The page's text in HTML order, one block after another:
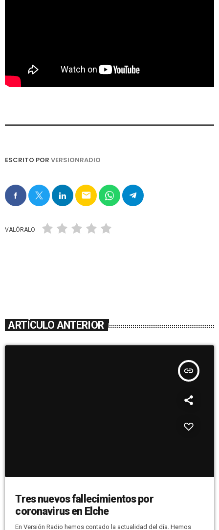
ESCRITO POR VERSIONRADIO
email
VALÓRALO
ARTÍCULO ANTERIOR
insert_link
Tres nuevos fallecimientos por
coronavirus en Elche
En Versión Radio hemos contado la actualidad del día. Hemos